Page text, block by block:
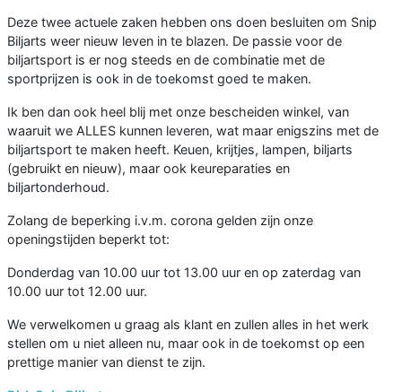
Deze twee actuele zaken hebben ons doen besluiten om Snip
Biljarts weer nieuw leven in te blazen. De passie voor de
biljartsport is er nog steeds en de combinatie met de
sportprijzen is ook in de toekomst goed te maken.
Ik ben dan ook heel blij met onze bescheiden winkel, van
waaruit we ALLES kunnen leveren, wat maar enigszins met de
biljartsport te maken heeft. Keuen, krijtjes, lampen, biljarts
(gebruikt en nieuw), maar ook keureparaties en
biljartonderhoud.
Zolang de beperking i.v.m. corona gelden zijn onze
openingstijden beperkt tot:
Donderdag van 10.00 uur tot 13.00 uur en op zaterdag van
10.00 uur tot 12.00 uur.
We verwelkomen u graag als klant en zullen alles in het werk
stellen om u niet alleen nu, maar ook in de toekomst op een
prettige manier van dienst te zijn.